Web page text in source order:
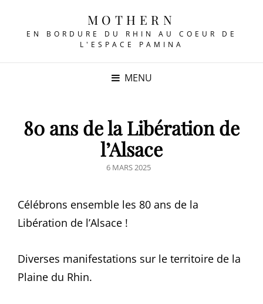
MOTHERN
EN BORDURE DU RHIN AU COEUR DE
L'ESPACE PAMINA
MENU
80 ans de la Libération de
l’Alsace
POSTED
6 MARS 2025
Célébrons ensemble les 80 ans de la
Libération de l’Alsace !
Diverses manifestations sur le territoire de la
Plaine du Rhin.